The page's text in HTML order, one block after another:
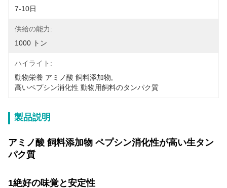
7-10日
供給の能力:
1000 トン
ハイライト:
動物栄養 アミノ酸 飼料添加物
高いペプシン消化性 動物用飼料のタンパク質
製品説明
アミノ酸 飼料添加物 ペプシン消化性が高い生タン
パク質
1絶好の味覚と安定性